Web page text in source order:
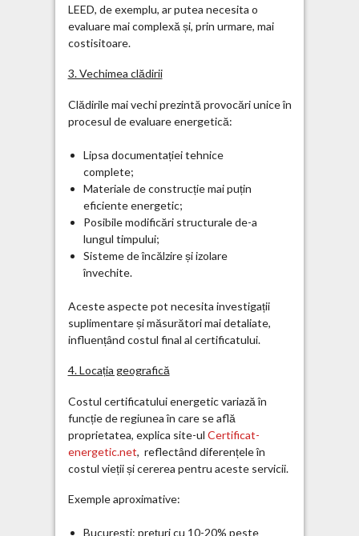
LEED, de exemplu, ar putea necesita o
evaluare mai complexă și, prin urmare, mai
costisitoare.
3. Vechimea clădirii
Clădirile mai vechi prezintă provocări unice în
procesul de evaluare energetică:
Lipsa documentației tehnice
complete;
Materiale de construcție mai puțin
eficiente energetic;
Posibile modificări structurale de-a
lungul timpului;
Sisteme de încălzire și izolare
învechite.
Aceste aspecte pot necesita investigații
suplimentare și măsurători mai detaliate,
influențând costul final al certificatului.
4. Locația geografică
Costul certificatului energetic variază în
funcție de regiunea în care se află
proprietatea, explica site-ul Certificat-
energetic.net, reflectând diferențele în
costul vieții și cererea pentru aceste servicii.
Exemple aproximative:
București: prețuri cu 10-20% peste